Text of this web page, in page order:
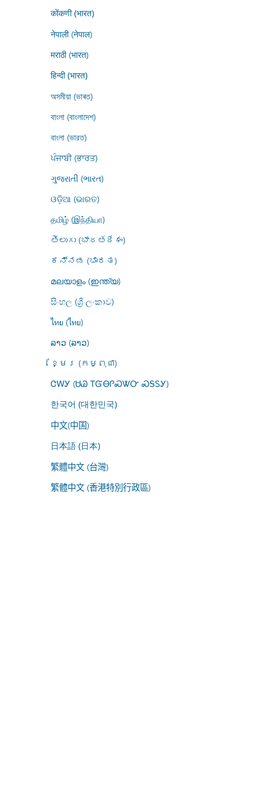
कोंकणी (भारत)
नेपाली (नेपाल)
मराठी (भारत)
हिन्दी (भारत)
অসমীয়া (ভাৰত)
বাংলা (বাংলাদেশ)
বাংলা (ভারত)
ਪੰਜਾਬੀ (ਭਾਰਤ)
ગુજરાતી (ભારત)
ଓଡ଼ିଆ (ଭାରତ)
தமிழ் (இந்தியா)
తెలుగు (భారతదేశం)
ಕನ್ನಡ (ಭಾರತ)
മലയാളം (ഇന്ത്യ)
සිංහල (ශ්‍රී ලංකාව)
ไทย (ไทย)
ລາວ (ລາວ)
ខ្មែរ (កម្ពុជា)
ᏣᎳᎩ (ᏌᏊ ᎢᏳᎾᎵᏍᏔᏅ ᏍᎦᏚᎩ)
한국어 (대한민국)
中文(中国)
日本語 (日本)
繁體中文 (台灣)
繁體中文 (香港特別行政區)